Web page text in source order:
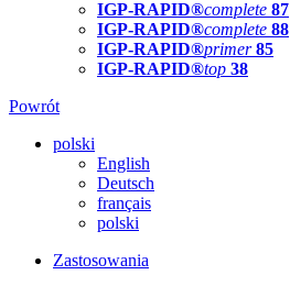
IGP-RAPID®complete 87
IGP-RAPID®complete 88
IGP-RAPID®primer 85
IGP-RAPID®top 38
Powrót
polski
English
Deutsch
français
polski
Zastosowania